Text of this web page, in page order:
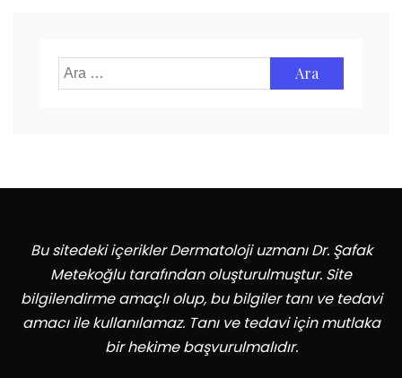
Arama:
Bu sitedeki içerikler Dermatoloji uzmanı Dr. Şafak
Metekoğlu tarafından oluşturulmuştur. Site
bilgilendirme amaçlı olup, bu bilgiler tanı ve tedavi
amacı ile kullanılamaz. Tanı ve tedavi için mutlaka
bir hekime başvurulmalıdır.